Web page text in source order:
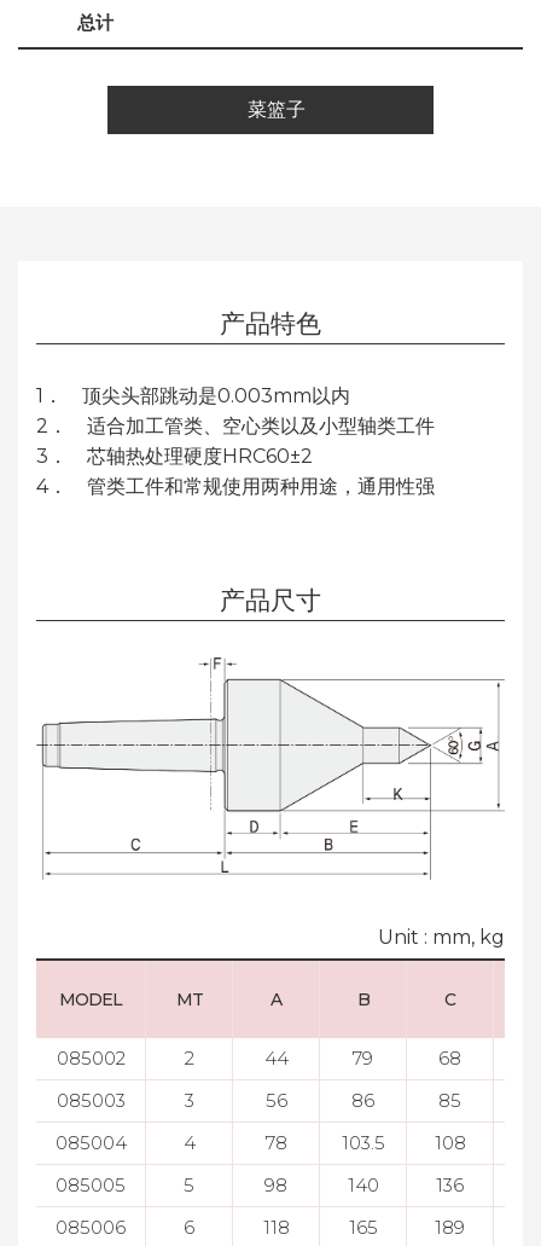
总计
菜篮子
产品特色
1． 顶尖头部跳动是0.003mm以内
2． 适合加工管类、空心类以及小型轴类工件
3． 芯轴热处理硬度HRC60±2
4． 管类工件和常规使用两种用途，通用性强
产品尺寸
Unit : mm, kg
MODEL MT A B C
085002 2 44 79 68
085003
3 56 86 85
085004
4 78 103.5 108
085005
5 98 140 136
085006
6 118 165 189